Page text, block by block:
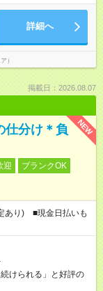
詳細へ
）
掲載日：2026.08.07
NEW
仕分け＊負
迎
ブランクOK
あり) ■現金日払いも
けられる」と好評の